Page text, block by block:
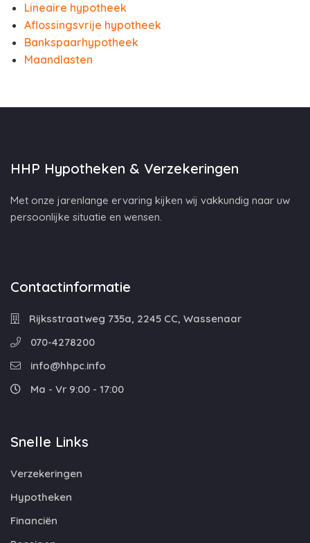
Lineaire hypotheek
Aflossingsvrije hypotheek
Bankspaarhypotheek
Maandlasten
HHP Hypotheken & Verzekeringen
Met onze jarenlange ervaring kijken wij vakkundig naar uw
persoonlijke situatie en wensen.
Contactinformatie
Rijksstraatweg 735a, 2245 CC, Wassenaar
070-4278200
info@hhpc.info
Ma - Vr 9:00 - 17:00
Snelle Links
Verzekeringen
Hypotheken
Financiën